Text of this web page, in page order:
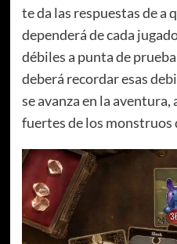
te da las respuestas de a
dependerá de cada
débiles a punta de
deberá recordar esas
se avanza en la
fuertes de los monstruos